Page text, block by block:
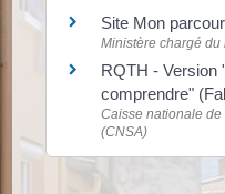
Site Mon
Ministère chargé du
RQTH - Version
comprendre"
Caisse nationale
(CNSA)